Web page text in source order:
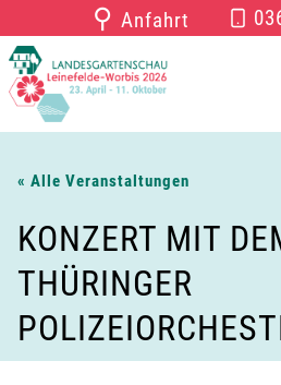
Inhalt
springen
⚲ Anfahrt
« Alle Veranstaltungen
KONZERT MIT
THÜRINGER